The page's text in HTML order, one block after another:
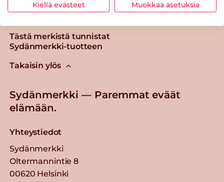
Tästä merkistä tunnistat
Sydänmerkki-tuotteen
Takaisin ylös
Sydänmerkki — Paremmat eväät
elämään.
Yhteystiedot
Sydänmerkki
Oltermannintie 8
00620 Helsinki
Kiellä evästeet Muokkaa asetuksia